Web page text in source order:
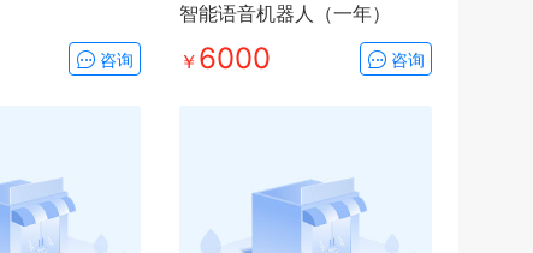
咨询
智能语音机器人（一年）
￥ 6000 咨询